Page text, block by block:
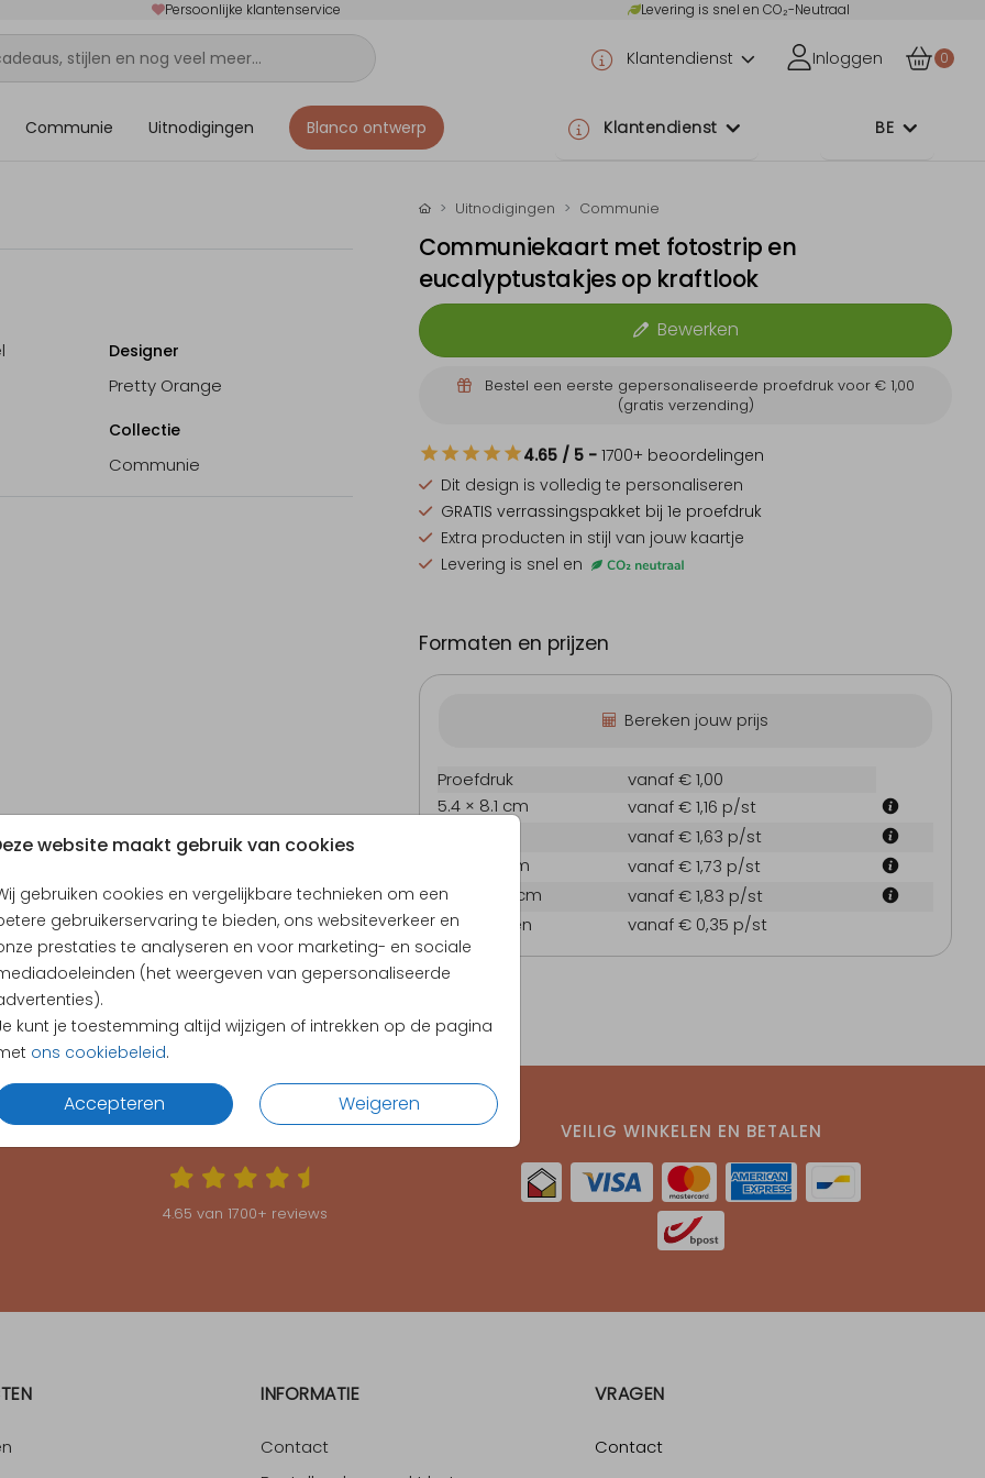
Persoonlijke klantenservice Levering is snel en CO₂-Neutraal
Klantendienst Inloggen 0
Communie Uitnodigingen Blanco ontwerp Klantendienst BE
website maakt gebruik van cookies
gebruiken cookies en vergelijkbare technieken om een
gebruikerservaring te bieden, ons websiteverkeer en
prestaties te analyseren en voor marketing- en sociale
(het weergeven van gepersonaliseerde
kunt je toestemming altijd wijzigen of intrekken op de pagina
ons cookiebeleid.
Accepteren Weigeren
Designer
Pretty Orange
Collectie
Communie
Uitnodigingen Communie
Communiekaart met fotostrip en
eucalyptustakjes op kraftlook
Bewerken
Bestel een eerste gepersonaliseerde proefdruk voor € 1,00
(gratis verzending)
4.65 / 5 - 1700+ beoordelingen
Dit design is volledig te personaliseren
GRATIS verrassingspakket bij 1e proefdruk
Extra producten in stijl van jouw kaartje
Levering is snel en
Formaten en prijzen
Bereken jouw prijs
Proefdruk
vanaf € 1,00
5.4 × 8.1 cm
vanaf € 1,16 p/st
vanaf € 1,63 p/st
11.4 × 17.1 cm
vanaf € 1,73 p/st
14.4 × 21.6 cm
vanaf € 1,83 p/st
Enveloppen
vanaf € 0,35 p/st
KLANTEN BEOORDELEN ONS MET EEN4.65
4.65 van 1700+ reviews
VEILIG WINKELEN EN BETALEN
INFORMATIE
Contact
VRAGEN
Contact